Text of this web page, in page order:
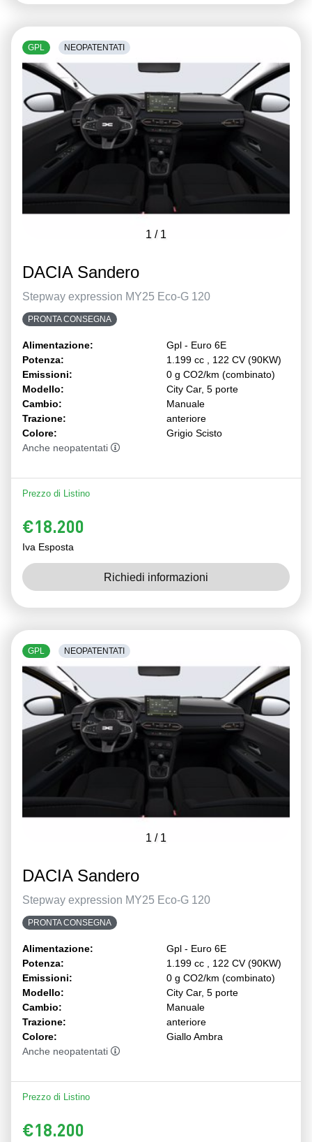
1 / 1
GPL NEOPATENTATI
DACIA Sandero
Stepway expression MY25 Eco-G 120
PRONTA CONSEGNA
Alimentazione:
Gpl - Euro 6E
Potenza:
1.199 cc , 122 CV (90KW)
Emissioni:
0 g CO2/km (combinato)
Modello:
City Car, 5 porte
Cambio:
Manuale
Trazione:
anteriore
Colore:
Grigio Scisto
Anche neopatentati
Prezzo di Listino
€18.200
Iva Esposta
Richiedi informazioni
1 / 1
GPL NEOPATENTATI
DACIA Sandero
Stepway expression MY25 Eco-G 120
PRONTA CONSEGNA
Alimentazione:
Gpl - Euro 6E
Potenza:
1.199 cc , 122 CV (90KW)
Emissioni:
0 g CO2/km (combinato)
Modello:
City Car, 5 porte
Cambio:
Manuale
Trazione:
anteriore
Colore:
Giallo Ambra
Anche neopatentati
Prezzo di Listino
€18.200